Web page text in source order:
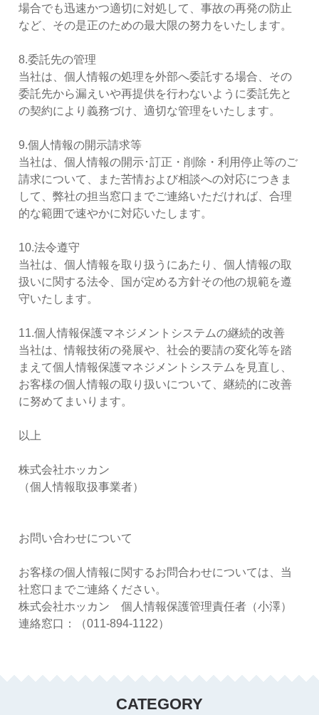
場合でも迅速かつ適切に対処して、事故の再発の防止
など、その是正のための最大限の努力をいたします。
8.委託先の管理
当社は、個人情報の処理を外部へ委託する場合、その
委託先から漏えいや再提供を行わないように委託先と
の契約により義務づけ、適切な管理をいたします。
9.個人情報の開示請求等
当社は、個人情報の開示･訂正・削除・利用停止等のご
請求について、また苦情および相談への対応につきま
して、弊社の担当窓口までご連絡いただければ、合理
的な範囲で速やかに対応いたします。
10.法令遵守
当社は、個人情報を取り扱うにあたり、個人情報の取
扱いに関する法令、国が定める方針その他の規範を遵
守いたします。
11.個人情報保護マネジメントシステムの継続的改善
当社は、情報技術の発展や、社会的要請の変化等を踏
まえて個人情報保護マネジメントシステムを見直し、
お客様の個人情報の取り扱いについて、継続的に改善
に努めてまいります。
以上
株式会社ホッカン
（個人情報取扱事業者）
お問い合わせについて
お客様の個人情報に関するお問合わせについては、当
社窓口までご連絡ください。
株式会社ホッカン 個人情報保護管理責任者（小澤）
連絡窓口：（011-894-1122）
CATEGORY